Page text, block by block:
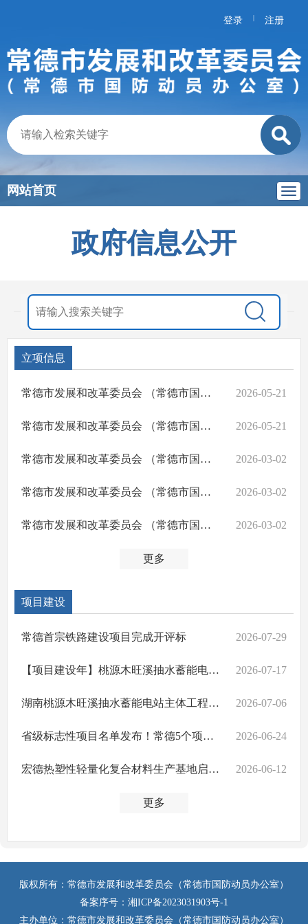
登录 | 注册
网站首页
政府信息公开
立项信息
2026-05-21
常德市发展和改革委员会 （常德市国防动员办公室） 关于湖南省常德市湘西北生物多样性保护与生态修复项目（二期）可行性研究报告的批复
2026-05-21
常德市发展和改革委员会 （常德市国防动员办公室） 关于湖南毛里湖国际重要湿地保护修复项目 可行性研究报告的批复
2026-03-02
常德市发展和改革委员会 （常德市国防动员办公室） 关于常德职业技术学院附属医院医养结合服务能力提升项目可行性研究报告的批复
2026-03-02
常德市发展和改革委员会 （常德市国防动员办公室） 关于常德市第一中医医院部分医疗设备更新 项目可行性研究报告的批复
2026-03-02
常德市发展和改革委员会 （常德市国防动员办公室） 关于常德市社会福利院养老设备更新 项目可行性研究报告的批复
更多
项目建设
2026-07-29
常德首宗铁路建设项目完成开评标
2026-07-17
【项目建设年】桃源木旺溪抽水蓄能电站项目进入主体工程施工阶段
2026-07-06
湖南桃源木旺溪抽水蓄能电站主体工程正式开工
2026-06-24
省级标志性项目名单发布！常德5个项目上榜
2026-06-12
宏德热塑性轻量化复合材料生产基地启动建设，全力打造产业发展新高地
更多
版权所有：常德市发展和改革委员会（常德市国防动员办公室）
备案序号： 湘ICP备2023031903号-1
主办单位：常德市发展和改革委员会（常德市国防动员办公室）